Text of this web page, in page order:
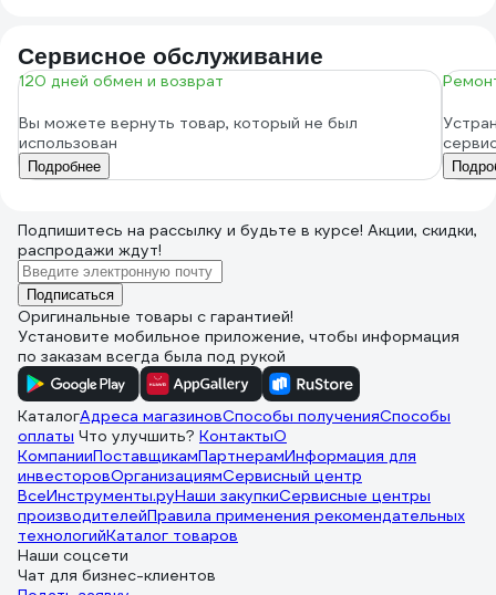
Сервисное обслуживание
120 дней обмен и возврат
Вы можете вернуть товар, который не был
использован
Подробнее
Подпишитесь на рассылку и будьте в курсе! Акции, скидки,
распродажи ждут!
Подписаться
Оригинальные товары с гарантией!
Установите мобильное приложение, чтобы информация
по заказам всегда была под рукой
КаталогАдреса магазиновСпособы полученияСпособы
оплаты Что улучшить? КонтактыО
КомпанииПоставщикамПартнерамИнформация для
инвесторовОрганизациямСервисный центр
ВсеИнструменты.руНаши закупкиСервисные центры
производителейПравила применения рекомендательных
технологийКаталог товаров
Наши соцсети
Чат для бизнес-клиентов